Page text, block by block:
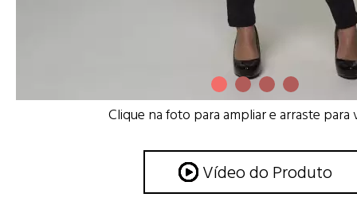
Clique na foto para ampliar e arraste para
Vídeo do Produto